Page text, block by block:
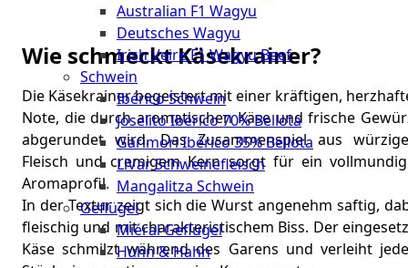
Australian F1 Wagyu
Deutsches Wagyu
Irish Veire F1 Wagyu Beef
Schwein
Ibérico Schwein
Joselito Ibérico 70% Bellota
Garimori Ibérico 35% Bellota
LiVar Schweinefleisch
Mangalitza Schwein
Geflügel
Miéral Geflügel
Huhn & Hahn
Wie schmeckt Käsekrainer?
Die Käsekrainer begeistert mit einer kräftigen,
Note, die durch aromatischen Käse und frische
abgerundet wird. Das Zusammenspiel aus
Fleisch und cremigem Kern sorgt für ein
Aromaprofil.
In der Textur zeigt sich die Wurst angenehm saftig,
fleischig und mit charakteristischem Biss. Der
Käse schmilzt während des Garens und verleiht